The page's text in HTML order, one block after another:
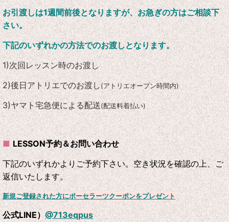
お引渡しは1週間前後となりますが、お急ぎの方はご相談下
さい。
下記のいずれかの方法でのお渡しとなります。
1)次回レッスン時のお渡し
2)後日アトリエでのお渡し(アトリエオープン時間内)
3)ヤマト宅急便による配送(配送料着払い)
■LESSON予約＆お問い合わせ
下記のいずれかよりご予約下さい。空き状況を確認の上、ご
返信いたします。
新規ご登録された方にポーセラーツクーポンをプレゼント
公式LINE）@713eqpus